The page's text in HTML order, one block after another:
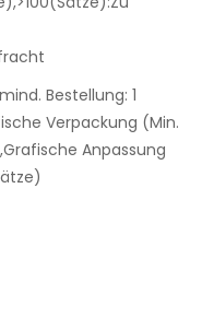
Bestellung: 1
Verpackung (Min.
Anpassung